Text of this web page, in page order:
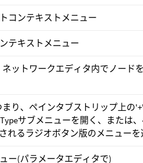
コンテキストメニュー
テキストメニュー
ットワークエディタ内でノード
り、ペインタブストリップ上の
サブメニューを開く、または
れるラジオボタン版のメニューを
ー(パラメータエディタで)